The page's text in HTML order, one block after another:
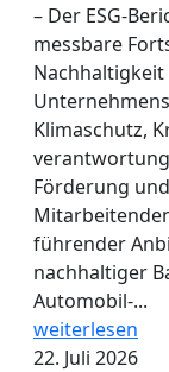
– Der ESG-
messbare
Nachhaltigkeit
Klimaschutz,
Förderung
führender
nachhaltiger
Automobil-...
weiterlesen
22. Juli 2026